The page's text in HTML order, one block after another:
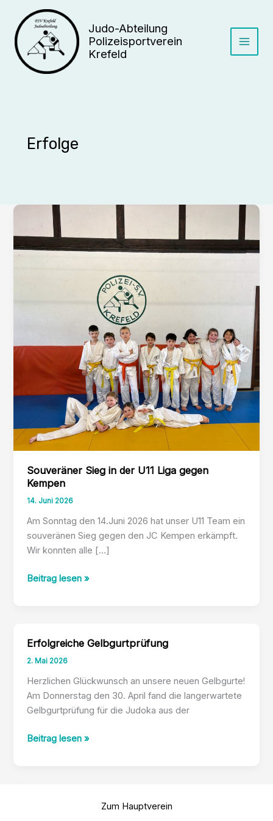
Inhalt
springen
Judo-Abteilung
Polizeisportverein
Krefeld
Erfolge
Souveräner Sieg in der U11 Liga gegen
Kempen
14. Juni 2026
Am Sonntag den 14.Juni 2026 hat unser U11 Team ein
souveränen Sieg gegen den JC Kempen erkämpft.
Wir konnten alle […]
Souveräner
U11
gegen
Kempen
Beitrag lesen »
Erfolgreiche Gelbgurtprüfung
2. Mai 2026
Herzlichen Glückwunsch an unsere neuen Gelbgurte!
Am Donnerstag den 30. April fand die langerwartete
Gelbgurtprüfung für die Judoka aus der
Erfolgreiche
Beitrag lesen »
Zum Hauptverein